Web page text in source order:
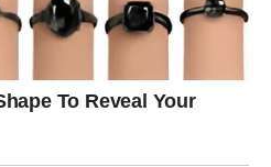
Važno je da budete
jedna sitnica može
za veoma zanimljivo
koje prerasta u jake